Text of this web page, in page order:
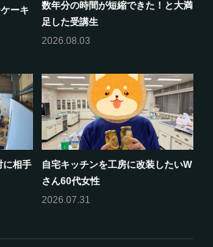
ーキ
数年分の時間が短縮できた！と大満
足した受講生
2026.08.03
に相手
自宅キッチンを工房に改装したいW
さん60代女性
2026.07.31